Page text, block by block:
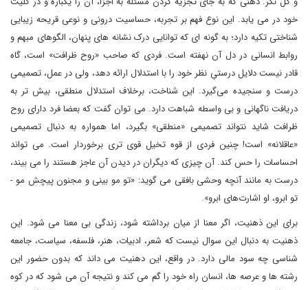
خود در می یابد. این نوع فهم بر تجربه، حساسیت درونی و نوعی قریحه زیبایی
شناختی تکیه دارد؛ به گونه ای که توانایی درک نشانه های پنهان، الگوهای مبهم و
روابط انسانی در دل آن نهفته است. فردی که صاحب «روح ظرافت» است، گاه
قادر نیست دلایل درستیِ نظر خود را با استدلال ارائه دهد، ولی در عمل، تصمیمی
درست و سنجیده می‌گیرد. این شناخت، برخلاف استدلال منطقی، بیش تر به
دریافت ناگهانی و بی واسطه شباهت دارد. می توان گفت که بعضا فرد دارای روح
ظرافت شاید نتواند تصمیمی «منطقی» بگیرد، اما همواره به دنبال تصمیمی
«عاقلانه» است! چنین فردی از قوه تخیل قوی تری برخوردار است. می تواند
احساسات را حس کند. آن چیزی که دیگران در دیدن آن عاجز هستند را می بیند،
درست به مانند آنچه وحشی بافقی می گوید: «تو مو بینی و مجنون پیچش مو -
تو ابرو، او اشارت‌های ابرو».
برای این ذهنیت، اگر معنا از میان برداشته شود، زندگی بی معنا می شود. این
ذهنیت به دنبال این سوال نیست که شعر، ادبیات، هنر، فلسفه، سیاست، جامعه
شناسی چه سود مالی دارد. در واقع، این دهنیت می داند که بدون حضور این
رشته ها و عرصه ها، انسان راه خود را گم می کند و نتیجه آن می شود که در کوه